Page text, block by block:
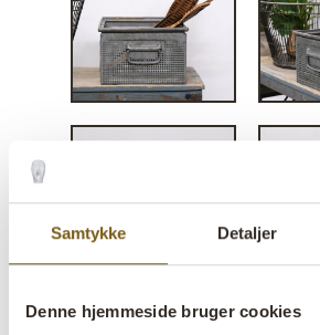
Samtykke Detaljer
Denne hjemmeside bruger cookies